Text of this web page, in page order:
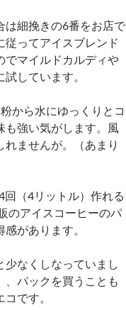
は細挽きの6番をお店で
従ってアイスブレンド
でマイルドカルディや
しています。
から水にゆっくりとコ
も強い気がします。風
ませんが。（あまり
（4リットル）作れる
のアイスコーヒーのパ
があります。
なくしなっていまし
、パックを買うことも
です。